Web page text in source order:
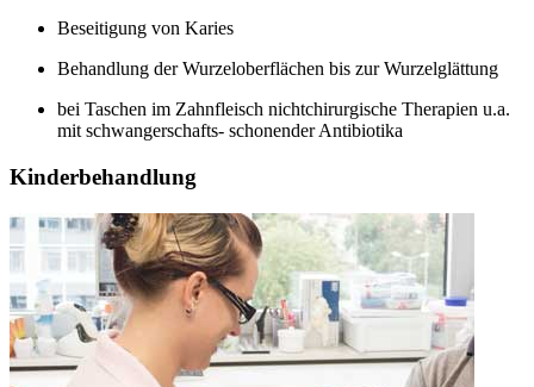
Beseitigung von Karies
Behandlung der Wurzeloberflächen bis zur Wurzelglättung
bei Taschen im Zahnfleisch nichtchirurgische Therapien u.a.
mit schwangerschafts- schonender Antibiotika
Kinderbehandlung